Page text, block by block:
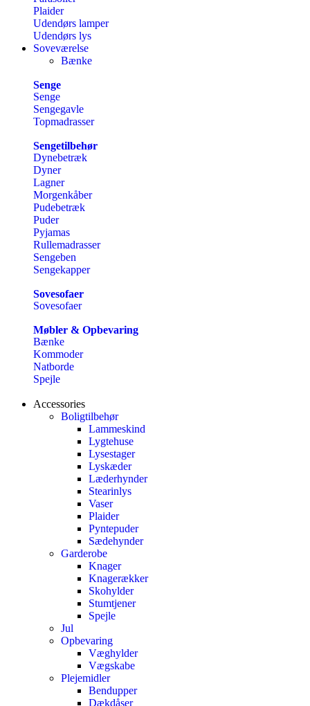
Plaider
Udendørs lamper
Udendørs lys
Soveværelse
Bænke
Senge
Senge
Sengegavle
Topmadrasser
Sengetilbehør
Dynebetræk
Dyner
Lagner
Morgenkåber
Pudebetræk
Puder
Pyjamas
Rullemadrasser
Sengeben
Sengekapper
Sovesofaer
Sovesofaer
Møbler & Opbevaring
Bænke
Kommoder
Natborde
Spejle
Accessories
Boligtilbehør
Lammeskind
Lygtehuse
Lysestager
Lyskæder
Læderhynder
Stearinlys
Vaser
Plaider
Pyntepuder
Sædehynder
Garderobe
Knager
Knagerækker
Skohylder
Stumtjener
Spejle
Jul
Opbevaring
Væghylder
Vægskabe
Plejemidler
Bendupper
Dækdåser